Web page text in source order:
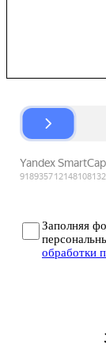
Заполняя
обработки